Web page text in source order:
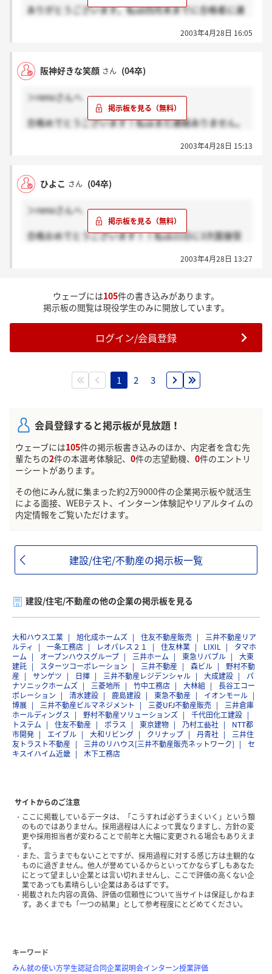
ありがとうございます。私は四月末までに合格者に連
週間以上かかりました。ゴールデンウィークまでとゆ
違うのかもしれないし、まだ
待ってみる価値は充分あるのではないでしょうか？！
良い結果がえられるといいですね☆（＞＿＜）四次選
考も頑張りたいと思います。
2003年4月28日 16:05
阪神好きな笑顔 さん (04卒)
＞renoさんへ
合格めでとうございます！私はまだ連絡ありません。
ってことなのかな。まだ日もあるし、落ち着いて待つ
＞笑顔三人衆の男さんへ
昨日の面接はいかがでしたか？
ウエーブ、ほんとにいいよね！！絶対働きたい！！
今日こそ連絡来るといいなぁ・・・。笑顔三人衆の男
昨日の阪神は一昨日のような勝利が見れなくて、とっ
ても残念したね（笑）
連絡は来ましたか？？お互い連絡があるといいです
お久しぶりです。連絡は来ましたか？？ほんとにどき
＞ひよこさんへ
私は18日に三次を受けました。そのときにGWまでに
合格者のみに連絡をすると言われましたよ。お互い受
2003年4月28日 15:13
ひよこ さん (04卒)
＞renoさんへ
合格おめでとうございます！！私は21日に3次面接受
ゃって・・・4月末までなんですか？あと、合格者の
なんで気になって気になって・・なんだか、質問ばっ
かりですいません☆
2003年4月28日 13:27
ウェーブには105件の書き込みがあります。
掲示板の閲覧は現役学生のみに開放しています。
ログイン/会員登録
1 2 3
会員登録すると掲示板が見放題！
ウェーブには105件の掲示板書き込みのほか、内定者を含む先
輩たちの2件の本選考体験記、 0件の志望動機、 0件のエントリ
ーシートがあります。
その他にみん就に集まった約2万9000件の企業掲示板や就活生
による面接、WEBテスト、インターン体験記やリアルタイムの
内定情報をご覧いただけます。
建設/住宅/不動産の掲示板一覧
建設/住宅/不動産の他の企業の掲示板を見る
大和ハウス工業 旭化成ホームズ 住友不動産販売
三井不動産リア
ルティ
一条工務店 レオパレス２１ 住友林業 LIXIL
タマホ
ーム
オープンハウスグループ 三井ホーム 東急リバブル
大東
建託
スターツコーポレーション 三井不動産 森ビル
野村不動
産
サンゲツ 日揮 三井不動産レジデンシャル 大成建設
パ
ナソニックホームズ
三菱地所 竹中工務店 大林組
長谷工コー
ポレーション
清水建設 鹿島建設 東急不動産
イオンモール
博展
三井不動産ビルマネジメント 三菱UFJ不動産販売
三井倉庫
ホールディングス
野村不動産ソリューションズ
千代田化工建設
トステム
住友不動産 ポラス 東京建物 乃村工藝社
NTT都
市開発
エイブル 大和リビング クリナップ 丹青社
三井住
友トラスト不動産
三井のリハウス[三井不動産販売ネットワーク]
セ
キスイハイム近畿
木下工務店
サイトからのご注意
ここに掲載しているデータは、「こうすれば必ずうまくいく」という類
のものではありません。採用過程は人によって異なりますし、方針の変
更や採用担当者が変わることで前年と大幅に変更される場合もありえま
す。
また、言うまでもないことですが、採用過程に対する感じ方は主観的な
ものに過ぎません。他人が誉めているからといってかならずしもあなた
にとって望ましい企業とは言い切れませんし、ここで評価の高くない企
業であっても素晴らしい企業はあるはずです。
掲載された内容の真偽、評価の信頼性について当サイトは保証しかねま
す。あくまでも「一つの結果」として参考程度にとどめてください。
キーワード
みん就の使い方学生認証合同企業説明会インターン授業評価